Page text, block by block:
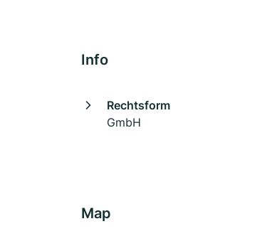
Info
Rechtsform
GmbH
Map